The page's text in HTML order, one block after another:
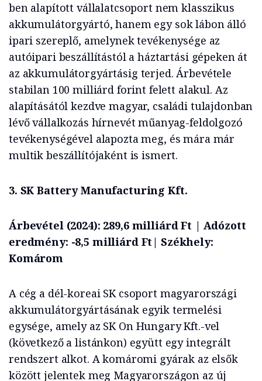
ben alapított vállalatcsoport nem klasszikus
akkumulátorgyártó, hanem egy sok lábon álló
ipari szereplő, amelynek tevékenysége az
autóipari beszállítástól a háztartási gépeken át
az akkumulátorgyártásig terjed. Árbevétele
stabilan 100 milliárd forint felett alakul. Az
alapításától kezdve magyar, családi tulajdonban
lévő vállalkozás hírnevét műanyag-feldolgozó
tevékenységével alapozta meg, és mára már
multik beszállítójaként is ismert.
3. SK Battery Manufacturing Kft.
Árbevétel (2024): 289,6 milliárd Ft | Adózott
eredmény: -8,5 milliárd Ft| Székhely:
Komárom
A cég a dél-koreai SK csoport magyarországi
akkumulátorgyártásának egyik termelési
egysége, amely az SK On Hungary Kft.-vel
(következő a listánkon) együtt egy integrált
rendszert alkot. A komáromi gyárak az elsők
között jelentek meg Magyarországon az új